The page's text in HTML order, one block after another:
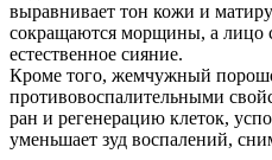
выравнивает тон кожи и
сокращаются морщины, а лицо
естественное сияние.
Кроме того, жемчужный
противовоспалительными
ран и регенерацию клеток,
уменьшает зуд воспалений,